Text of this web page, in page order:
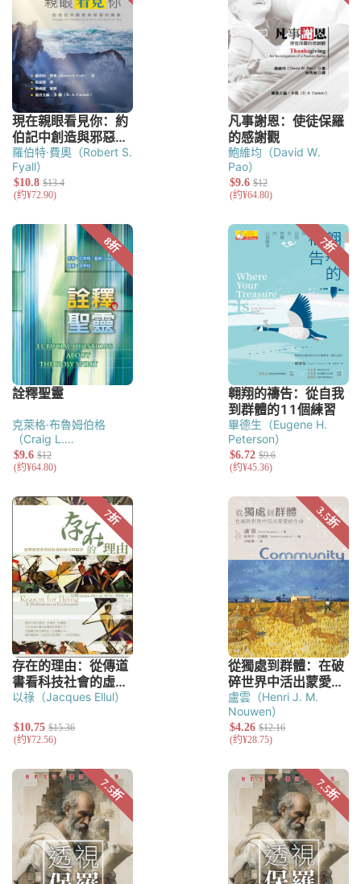
羅伯特·費奧（Robert S.
Fyall）
鮑維均（David W.
Pao）
克萊格·布魯姆伯格
（Craig L.
Blomberg）
畢德生（Eugene H.
Peterson）
以祿（Jacques Ellul）
盧雲（Henri J. M.
Nouwen）